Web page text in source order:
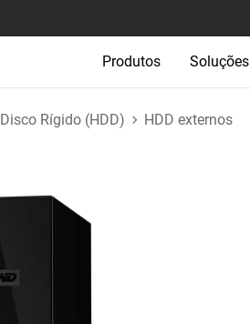
Produtos Soluções
Disco Rígido (HDD) HDD externos